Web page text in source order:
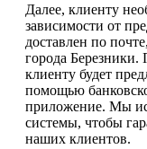
Далее, клиенту
зависимости от
доставлен по
города Березники.
клиенту будет
помощью
приложение. Мы
системы, чтобы
наших клиентов.